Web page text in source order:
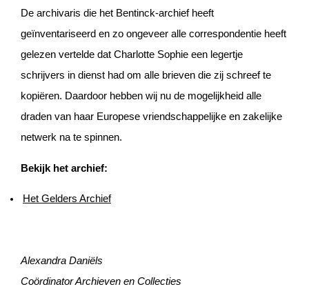
De archivaris die het Bentinck-archief heeft
geïnventariseerd en zo ongeveer alle correspondentie heeft
gelezen vertelde dat Charlotte Sophie een legertje
schrijvers in dienst had om alle brieven die zij schreef te
kopiëren. Daardoor hebben wij nu de mogelijkheid alle
draden van haar Europese vriendschappelijke en zakelijke
netwerk na te spinnen.
Bekijk het archief:
Het Gelders Archief
Alexandra Daniëls
Coördinator Archieven en Collecties